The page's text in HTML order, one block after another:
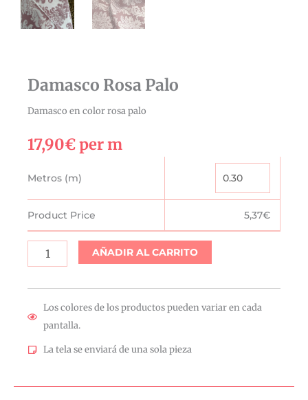
Damasco Rosa Palo
Damasco en color rosa palo
17,90€per m
Metros (m)
Product Price 5,37€
Rosa
Palo
cantidad
AÑADIR AL CARRITO
Los colores de los productos pueden variar en cada
pantalla.
La tela se enviará de una sola pieza